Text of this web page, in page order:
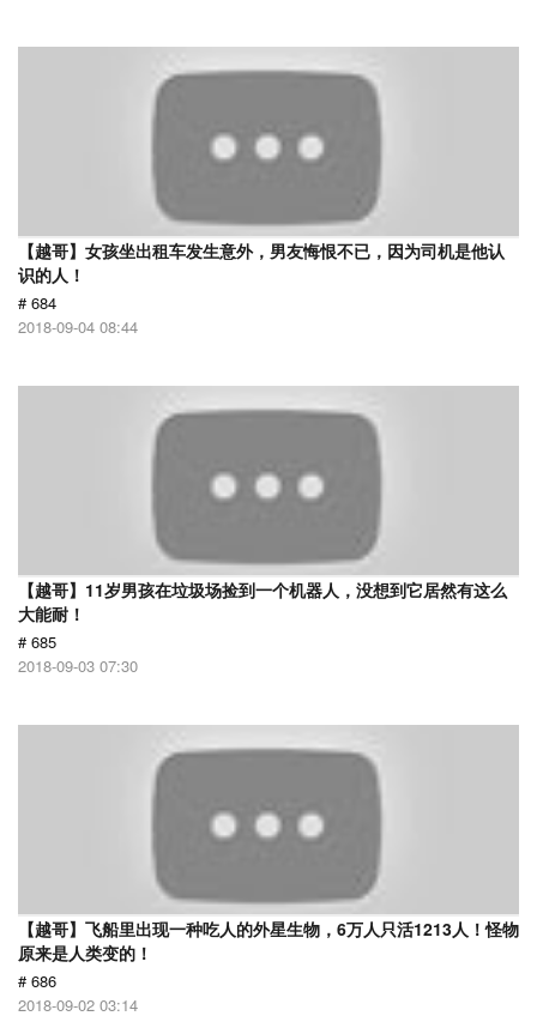
【越哥】女孩坐出租车发生意外，男友悔恨不已，因为司机是他认
识的人！
# 684
2018-09-04 08:44
【越哥】11岁男孩在垃圾场捡到一个机器人，没想到它居然有这么
大能耐！
# 685
2018-09-03 07:30
【越哥】飞船里出现一种吃人的外星生物，6万人只活1213人！怪物
原来是人类变的！
# 686
2018-09-02 03:14